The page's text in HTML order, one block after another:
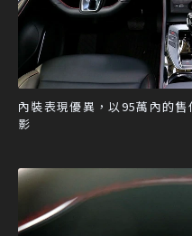
內裝表現優異，以95萬內的
影